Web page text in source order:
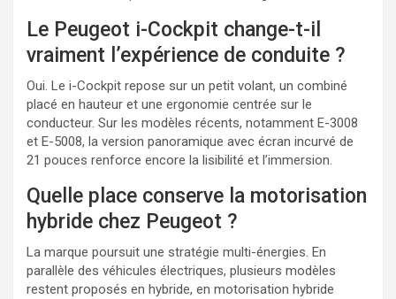
Le Peugeot i-Cockpit change-t-il
vraiment l’expérience de conduite ?
Oui. Le i-Cockpit repose sur un petit volant, un combiné
placé en hauteur et une ergonomie centrée sur le
conducteur. Sur les modèles récents, notamment E-3008
et E-5008, la version panoramique avec écran incurvé de
21 pouces renforce encore la lisibilité et l’immersion.
Quelle place conserve la motorisation
hybride chez Peugeot ?
La marque poursuit une stratégie multi-énergies. En
parallèle des véhicules électriques, plusieurs modèles
restent proposés en hybride, en motorisation hybride